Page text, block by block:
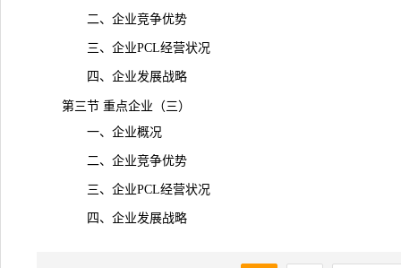
二、企业竞争优势
三、企业PCL经营状况
四、企业发展战略
第三节 重点企业（三）
一、企业概况
二、企业竞争优势
三、企业PCL经营状况
四、企业发展战略